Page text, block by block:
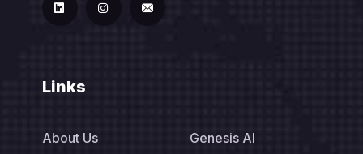
Links
About Us
Genesis AI